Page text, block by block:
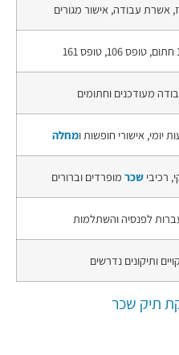
אשרת עבודה, אישור מגורים
מעודכנים וחתומים
יומי, אישורי חופשות ומחלה
רכיבישכרמופרדים וברורים
לפנסיה והשתלמות
ותיקונים נדרשים
תיק שכר